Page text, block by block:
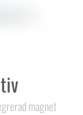
magnet